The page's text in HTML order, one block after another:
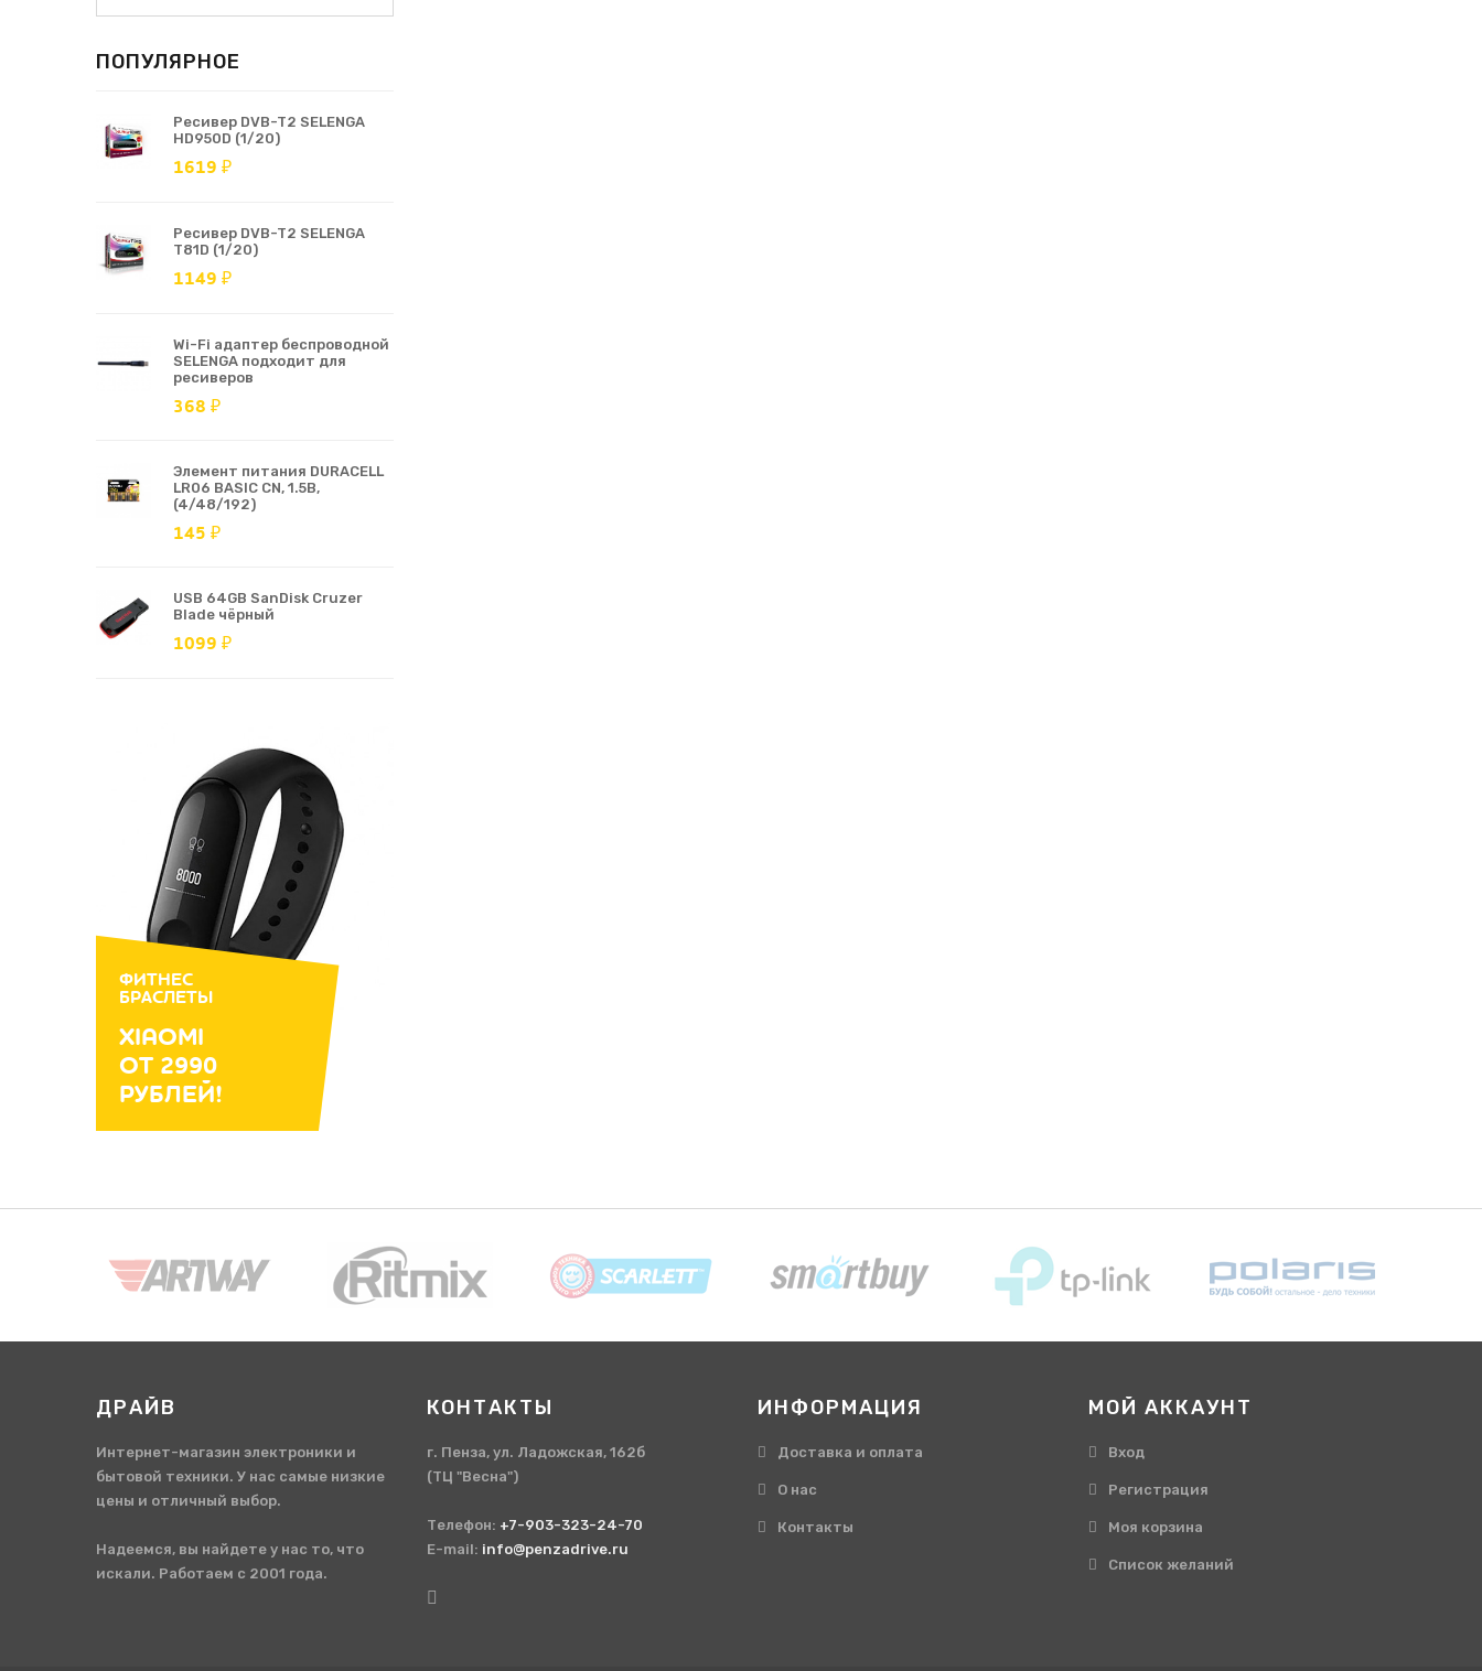
ПОПУЛЯРНОЕ
Ресивер DVB-T2 SELENGA
HD950D (1/20)
1619 ₽
Ресивер DVB-T2 SELENGA
T81D (1/20)
1149 ₽
Wi-Fi адаптер беспроводной
SELENGA подходит для
ресиверов
368 ₽
Элемент питания DURACELL
LR06 BASIC CN, 1.5В,
(4/48/192)
145 ₽
USB 64GB SanDisk Cruzer
Blade чёрный
1099 ₽
ФИТНЕС
БРАСЛЕТЫ
XIAOMI
ОТ 2990
РУБЛЕЙ!
ДРАЙВ
Интернет-магазин электроники и
бытовой техники. У нас самые низкие
цены и отличный выбор.
Надеемся, вы найдете у нас то, что
искали. Работаем с 2001 года.
КОНТАКТЫ
г. Пенза, ул. Ладожская, 162б
(ТЦ "Весна")
Телефон: +7-903-323-24-70
E-mail: info@penzadrive.ru
ИНФОРМАЦИЯ
Доставка и оплата
О нас
Контакты
МОЙ АККАУНТ
Вход
Регистрация
Моя корзина
Cписок желаний